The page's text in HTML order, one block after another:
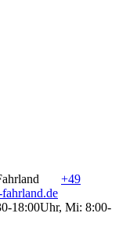
+49
18:00Uhr, Mi: 8:00-